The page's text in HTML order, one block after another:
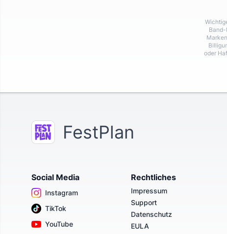
Band-
oder
FestPlan
Social Media
Instagram
TikTok
YouTube
Rechtliches
Impressum
Support
Datenschutz
EULA